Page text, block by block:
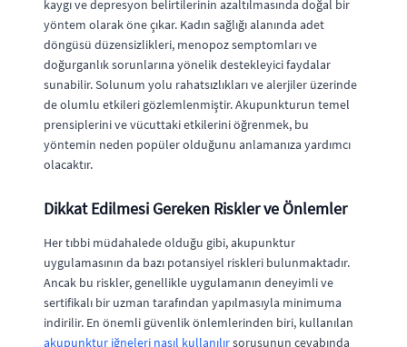
kaygı ve depresyon belirtilerinin azaltılmasında doğal bir
yöntem olarak öne çıkar. Kadın sağlığı alanında adet
döngüsü düzensizlikleri, menopoz semptomları ve
doğurganlık sorunlarına yönelik destekleyici faydalar
sunabilir. Solunum yolu rahatsızlıkları ve alerjiler üzerinde
de olumlu etkileri gözlemlenmiştir. Akupunkturun temel
prensiplerini ve vücuttaki etkilerini öğrenmek, bu
yöntemin neden popüler olduğunu anlamanıza yardımcı
olacaktır.
Dikkat Edilmesi Gereken Riskler ve Önlemler
Her tıbbi müdahalede olduğu gibi, akupunktur
uygulamasının da bazı potansiyel riskleri bulunmaktadır.
Ancak bu riskler, genellikle uygulamanın deneyimli ve
sertifikalı bir uzman tarafından yapılmasıyla minimuma
indirilir. En önemli güvenlik önlemlerinden biri, kullanılan
akupunktur iğneleri nasıl kullanılırsorusunun cevabında